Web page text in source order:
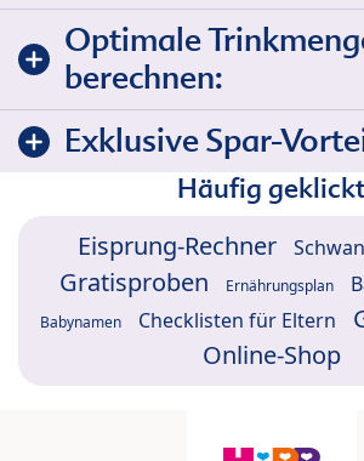
Optimale
berechnen:
Exklusive Spar-
Häufig
Eisprung-Rechner
Gratisproben Ernährungsplan
Babynamen Checklisten für Eltern
Online-Shop